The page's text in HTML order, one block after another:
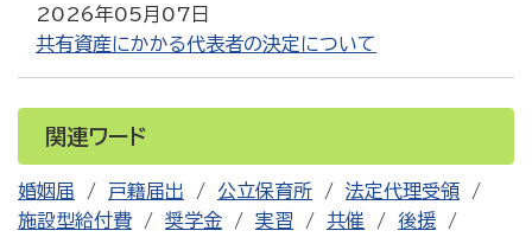
2026年05月07日
共有資産にかかる代表者の決定について
関連ワード
婚姻届 戸籍届出 公立保育所
法定代理受領
施設型給付費
奨学金 実習 共催
後援